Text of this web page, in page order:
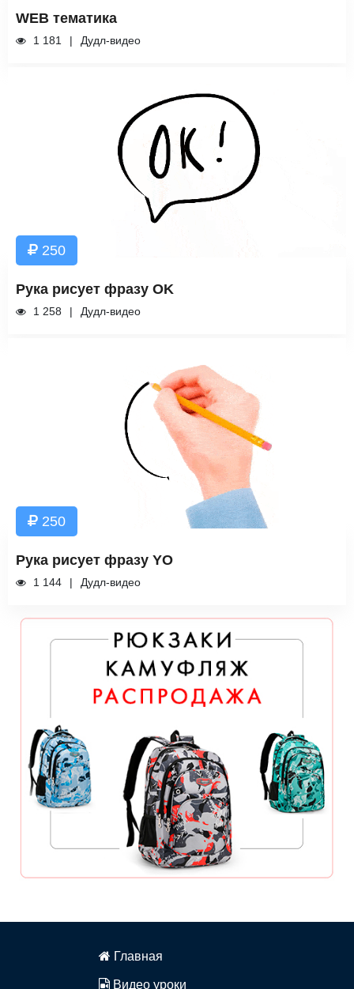
WEB тематика
1 181 Дудл-видео
250
Рука рисует фразу OK
1 258 Дудл-видео
250
Рука рисует фразу YO
1 144 Дудл-видео
Главная
Видео уроки